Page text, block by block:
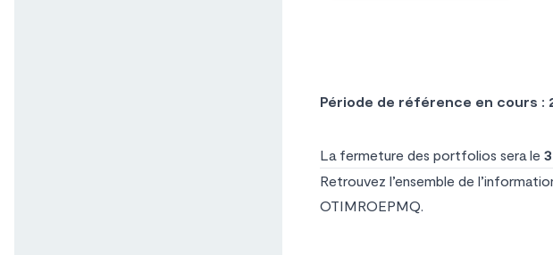
Période de référence en cours :
La fermeture des portfolios sera le
Retrouvez l’ensemble de
OTIMROEPMQ.